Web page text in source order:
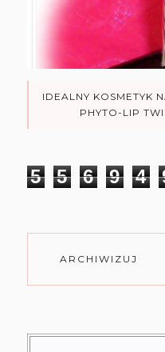
IDEALNY KOSMETYK
PHYTO-LIP
5 5 6 9 4
ARCHIWIZUJ